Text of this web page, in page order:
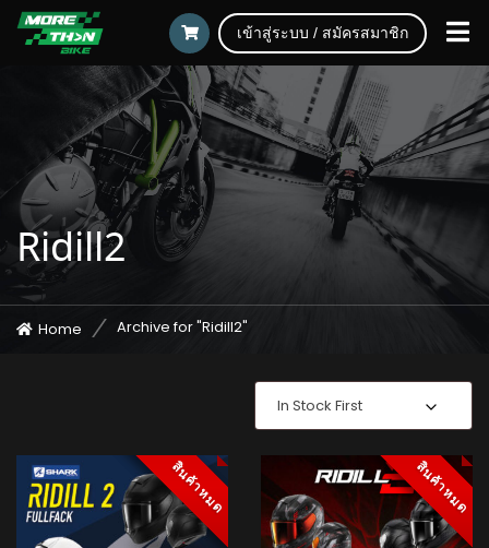
เข้าสู่ระบบ / สมัครสมาชิก
Ridill2
Home Archive for "Ridill2"
In Stock First
สินค้าหมด
สินค้าหมด สินค้าหมด
สินค้าหมด